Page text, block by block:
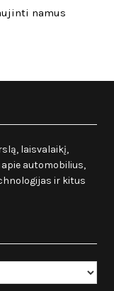
namus
laisvalaikį,
automobilius,
ir kitus